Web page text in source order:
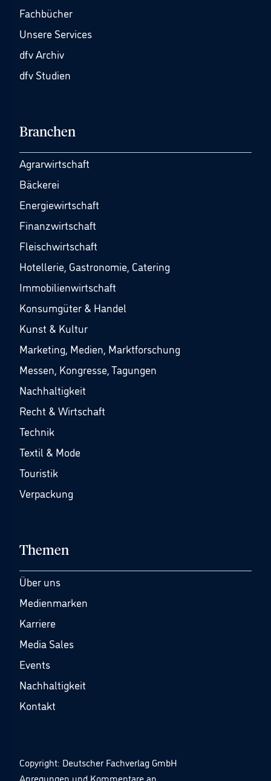
Fachbücher
Unsere Services
dfv Archiv
dfv Studien
Branchen
Agrarwirtschaft
Bäckerei
Energiewirtschaft
Finanzwirtschaft
Fleischwirtschaft
Hotellerie, Gastronomie, Catering
Immobilienwirtschaft
Konsumgüter & Handel
Kunst & Kultur
Marketing, Medien, Marktforschung
Messen, Kongresse, Tagungen
Nachhaltigkeit
Recht & Wirtschaft
Technik
Textil & Mode
Touristik
Verpackung
Themen
Über uns
Medienmarken
Karriere
Media Sales
Events
Nachhaltigkeit
Kontakt
Copyright: Deutscher Fachverlag GmbH
Anregungen und Kommentare an